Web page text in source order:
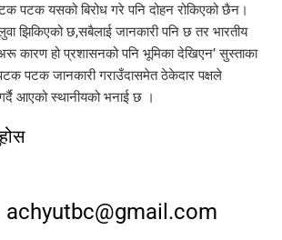
पटक यसको बिरोध गरे पनि दोहन रोकिएको छैन।
झिकिएको छ,सबैलाई जानकारी पनि छ तर भारतीय
कारण हो प्रशासनको पनि भूमिका देखिएन’ सुस्ताका
पटक जानकारी गराउँदासमेत ठेकेदार पक्षले
आएको स्थानीयको भनाई छ ।
achyutbc@gmail.com